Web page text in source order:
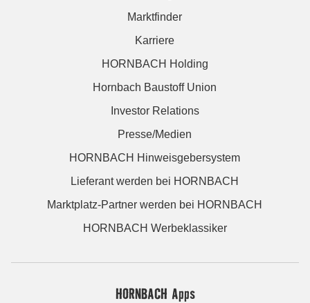
Marktfinder
Karriere
HORNBACH Holding
Hornbach Baustoff Union
Investor Relations
Presse/Medien
HORNBACH Hinweisgebersystem
Lieferant werden bei HORNBACH
Marktplatz-Partner werden bei HORNBACH
HORNBACH Werbeklassiker
HORNBACH Apps